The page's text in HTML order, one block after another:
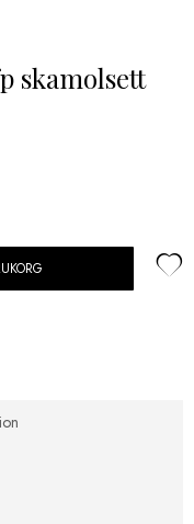
skamolsett